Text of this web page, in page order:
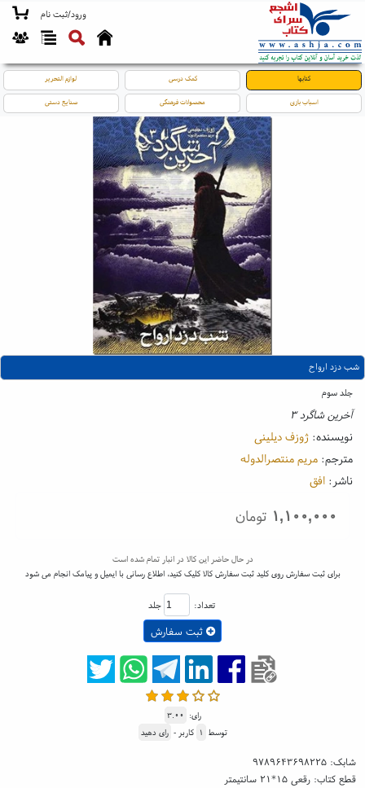
ورود/ثبت نام
کتابها کمک درسی لوازم التحریر
اسباب بازی محصولات فرهنگی صنایع دستی
شب دزد ارواح
جلد سوم
آخرین شاگرد ۳
نویسنده: ژوزف دیلینی
مترجم: مریم منتصرالدوله
ناشر: افق
۱,۱۰۰,۰۰۰ تومان
در حال حاضر این کالا در انبار تمام شده است
برای ثبت سفارش روی کلید ثبت سفارش کالا کلیک کنید، اطلاع رسانی با ایمیل و پیامک انجام می شود
تعداد: جلد
ثبت سفارش
رای: ۳.۰۰
توسط ۱ کاربر - رای دهید
شابک:۹۷۸۹۶۴۳۶۹۸۲۲۵
قطع کتاب: رقعی ۱۵*۲۱ سانتیمتر